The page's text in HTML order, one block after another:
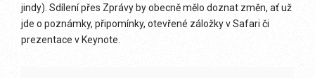
jindy). Sdílení přes Zprávy by obecně mělo doznat změn, ať už
jde o poznámky, připomínky, otevřené záložky v Safari či
prezentace v Keynote.